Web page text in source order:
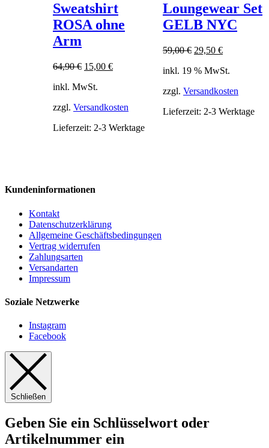
Varianten
gewählt
werden
Sweatshirt
ROSA ohne
Arm
64,90€ Ursprünglicher
war:
15,00 €Aktueller
inkl. MwSt.
zzgl. Versandkosten
Lieferzeit: 2-3 Werktage
Loungewear Set
GELB NYC
59,00€ Ursprünglicher
war:
29,50€Aktueller
ist:
inkl. 19 % MwSt.
zzgl.Versandkosten
Lieferzeit: 2-3 Werktage
Kundeninformationen
Kontakt
Datenschutzerklärung
Allgemeine Geschäftsbedingungen
Vertrag widerrufen
Zahlungsarten
Versandarten
Impressum
Soziale Netzwerke
Instagram
Facebook
Schließen
Geben Sie ein Schlüsselwort oder
Artikelnummer ein